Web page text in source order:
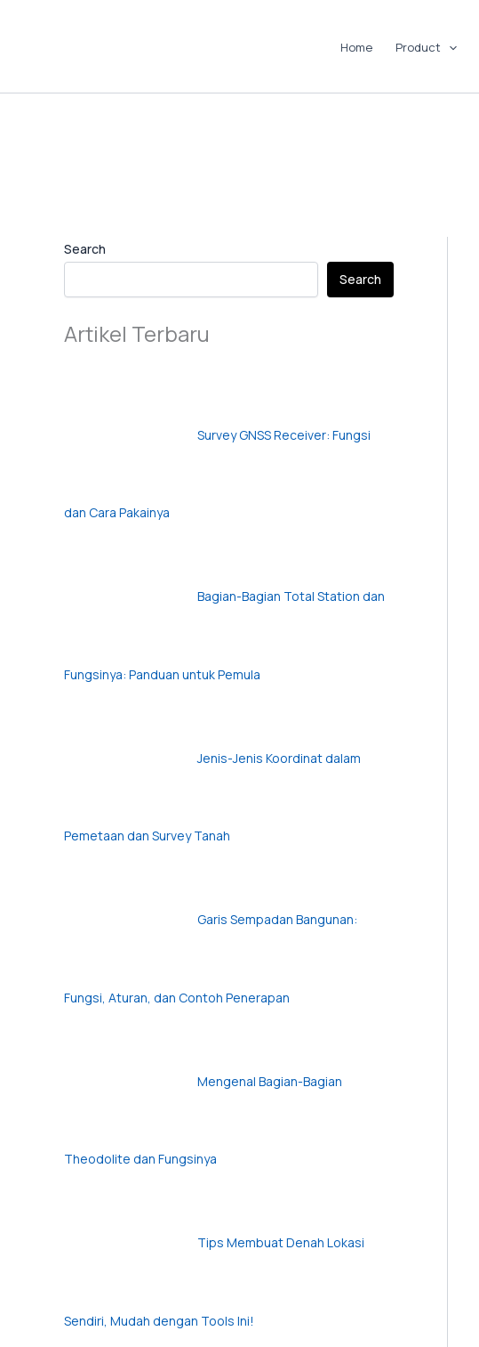
Home Product
Search
Search
Artikel Terbaru
Survey GNSS Receiver: Fungsi
dan Cara Pakainya
Bagian-Bagian Total Station dan
Fungsinya: Panduan untuk Pemula
Jenis-Jenis Koordinat dalam
Pemetaan dan Survey Tanah
Garis Sempadan Bangunan:
Fungsi, Aturan, dan Contoh Penerapan
Mengenal Bagian-Bagian
Theodolite dan Fungsinya
Tips Membuat Denah Lokasi
Sendiri, Mudah dengan Tools Ini!